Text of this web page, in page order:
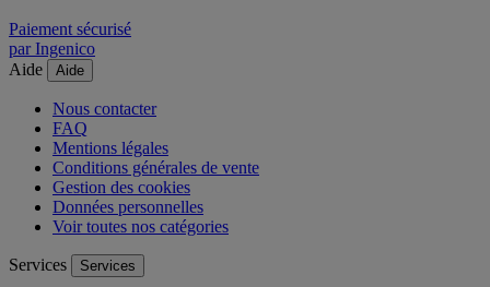
Paiement sécurisé
par Ingenico
Aide
Aide
Nous contacter
FAQ
Mentions légales
Conditions générales de vente
Gestion des cookies
Données personnelles
Voir toutes nos catégories
Services Services